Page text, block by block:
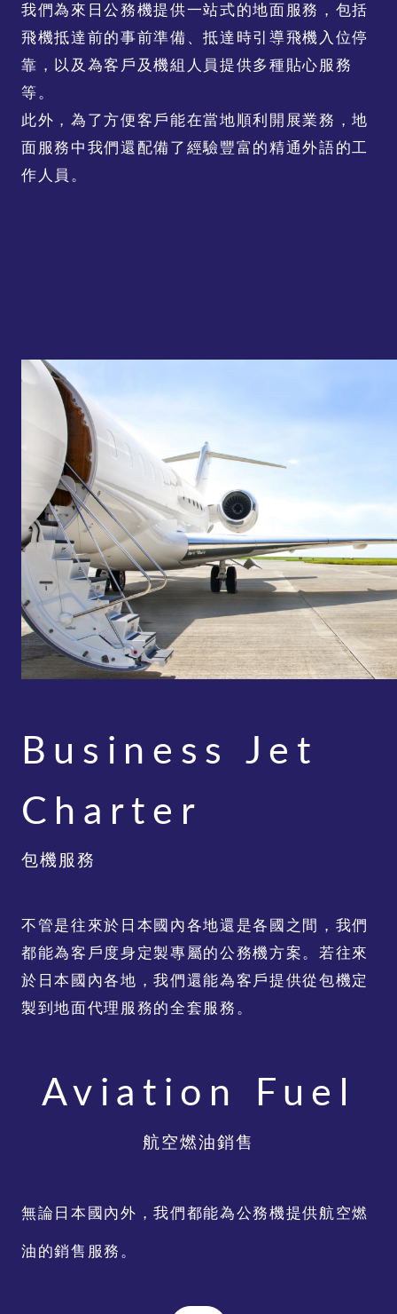
我們為來日公務機提供一站式的地面服務，包括
飛機抵達前的事前準備、抵達時引導飛機入位停
靠，以及為客戶及機組人員提供多種貼心服務
等。
此外，為了方便客戶能在當地順利開展業務，地
面服務中我們還配備了經驗豐富的精通外語的工
作人員。
Business Jet
Charter
包機服務
不管是往來於日本國內各地還是各國之間，我們
都能為客戶度身定製專屬的公務機方案。若往來
於日本國內各地，我們還能為客戶提供從包機定
製到地面代理服務的全套服務。
Aviation Fuel
航空燃油銷售
無論日本國內外，我們都能為公務機提供航空燃
油的銷售服務。